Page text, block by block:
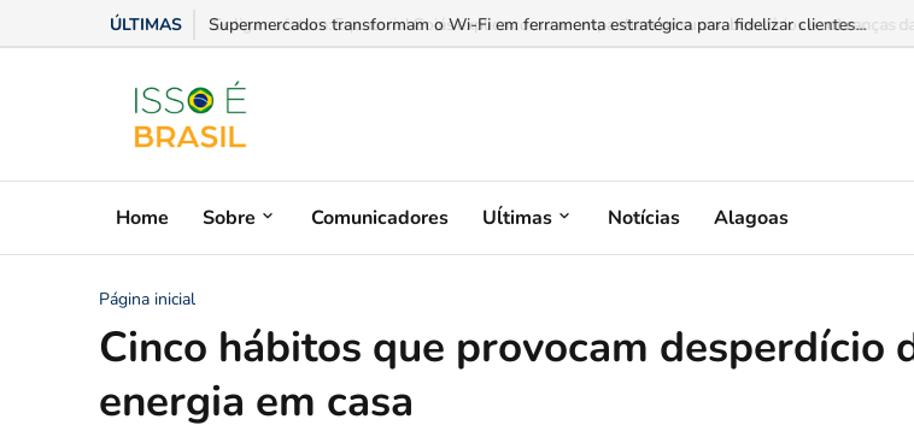
ÚLTIMAS Se liga na fatura: Equatorial Goiás explica como acompanhar consumo, benefícios e cobranças da
Home Sobre Comunicadores Uĺtimas Notícias Alagoas
Página inicial
Cinco hábitos que provocam desperdício
energia em casa